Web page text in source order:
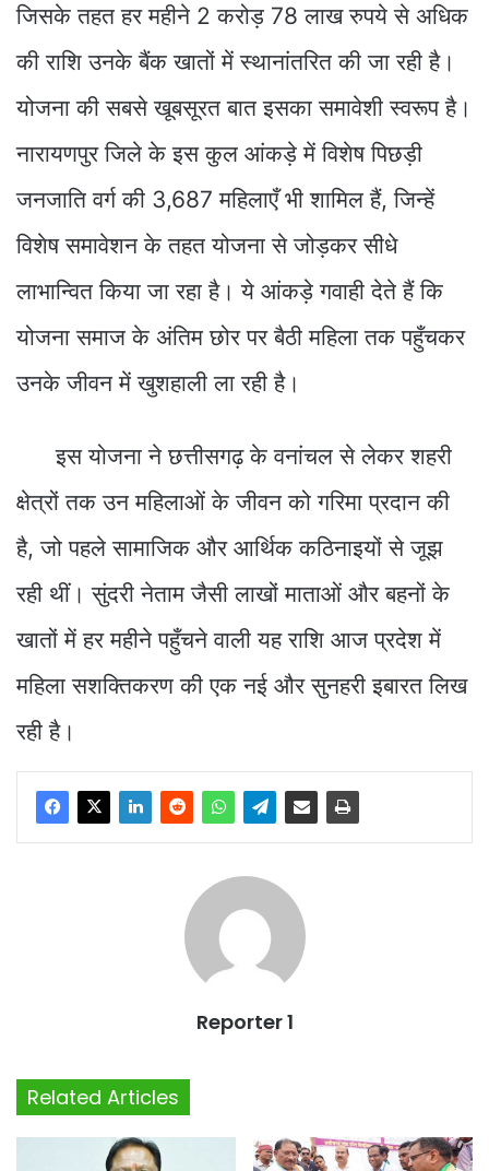
जिसके तहत हर महीने 2 करोड़ 78 लाख रुपये से अधिक
की राशि उनके बैंक खातों में स्थानांतरित की जा रही है।
योजना की सबसे खूबसूरत बात इसका समावेशी स्वरूप है।
नारायणपुर जिले के इस कुल आंकड़े में विशेष पिछड़ी
जनजाति वर्ग की 3,687 महिलाएँ भी शामिल हैं, जिन्हें
विशेष समावेशन के तहत योजना से जोड़कर सीधे
लाभान्वित किया जा रहा है। ये आंकड़े गवाही देते हैं कि
योजना समाज के अंतिम छोर पर बैठी महिला तक पहुँचकर
उनके जीवन में खुशहाली ला रही है।
इस योजना ने छत्तीसगढ़ के वनांचल से लेकर शहरी
क्षेत्रों तक उन महिलाओं के जीवन को गरिमा प्रदान की
है, जो पहले सामाजिक और आर्थिक कठिनाइयों से जूझ
रही थीं। सुंदरी नेताम जैसी लाखों माताओं और बहनों के
खातों में हर महीने पहुँचने वाली यह राशि आज प्रदेश में
महिला सशक्तिकरण की एक नई और सुनहरी इबारत लिख
रही है।
Reporter 1
Related Articles